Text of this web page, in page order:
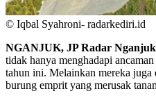
© Iqbal Syahroni- radarkediri.id
NGANJUK, JP Radar Nganjuk
tidak hanya menghadapi
tahun ini. Melainkan mereka juga
burung emprit yang merusak